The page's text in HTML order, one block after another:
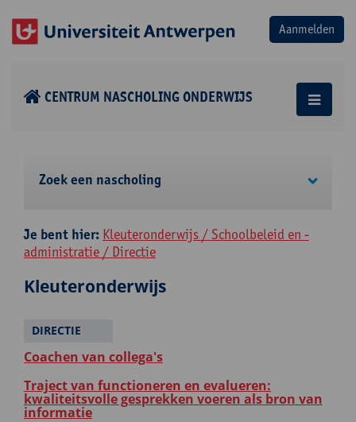
CENTRUM NASCHOLING ONDERWIJS
Zoek een nascholing
Je bent hier: Kleuteronderwijs / Schoolbeleid en -
administratie / Directie
Kleuteronderwijs
DIRECTIE
Coachen van collega's
Traject van functioneren en evalueren:
kwaliteitsvolle gesprekken voeren als bron van
informatie